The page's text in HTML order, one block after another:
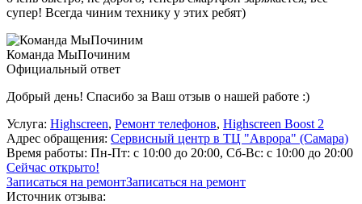
супер! Всегда чиним технику у этих ребят)
Команда МыПочиним
Официальный ответ
Добрый день! Спасибо за Ваш отзыв о нашей работе :)
Услуга: Highscreen, Ремонт телефонов, Highscreen Boost 2
Адрес обращения: Сервисный центр в ТЦ "Аврора" (Самара)
Время работы: Пн-Пт: с 10:00 до 20:00, Сб-Вс: с 10:00 до 20:00
Сейчас открыто!
Записаться на ремонтЗаписаться на ремонт
Источник отзыва: